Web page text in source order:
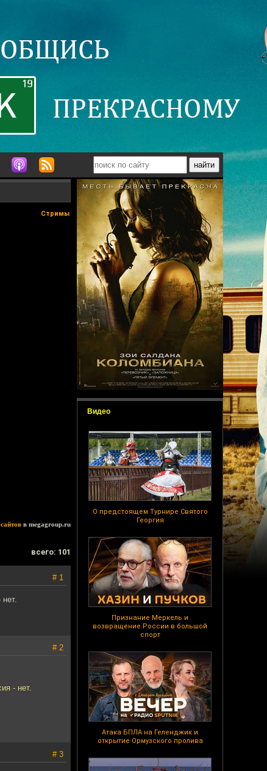
Видео
О предстоящем Турнире Святого
Георгия
Признание Меркель и
возвращение России в большой
спорт
Атака БПЛА на Геленджик и
открытие Ормузского пролива
Стримы
в megagroup.ru
всего: 101
# 1
# 2
- нет.
# 3